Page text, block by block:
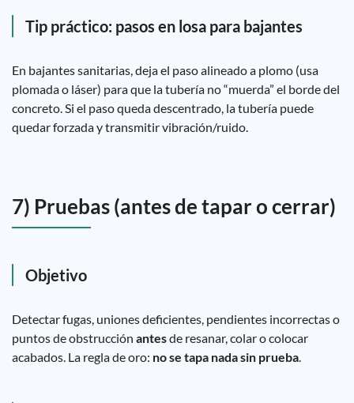
Tip práctico: pasos en losa para bajantes
En bajantes sanitarias, deja el paso alineado a plomo (usa
plomada o láser) para que la tubería no “muerda” el borde del
concreto. Si el paso queda descentrado, la tubería puede
quedar forzada y transmitir vibración/ruido.
7) Pruebas (antes de tapar o cerrar)
Objetivo
Detectar fugas, uniones deficientes, pendientes incorrectas o
puntos de obstrucción antesde resanar, colar o colocar
acabados. La regla de oro: no se tapa nada sin prueba.